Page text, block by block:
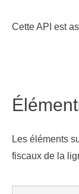
Cette API est
Les éléments
fiscaux de la